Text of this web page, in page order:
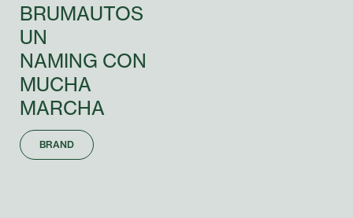
BRUMAUTOS
UN
NAMING CON
MUCHA
MARCHA
BRAND